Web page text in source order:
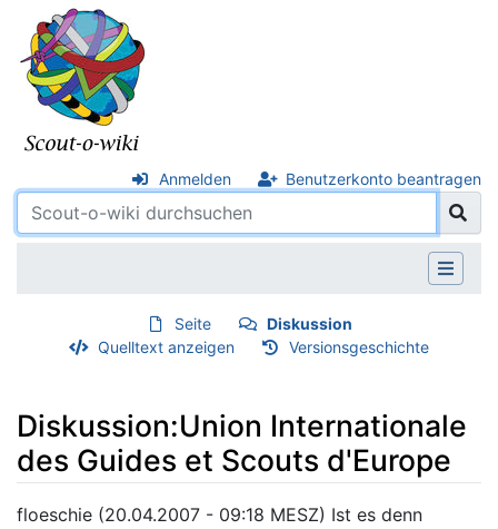
Anmelden Benutzerkonto beantragen
Seite
Diskussion
Quelltext anzeigen
Versionsgeschichte
Diskussion:Union Internationale
des Guides et Scouts d'Europe
Wechseln zu:Navigation ,Suche
floeschie (20.04.2007 - 09:18 MESZ) Ist es denn